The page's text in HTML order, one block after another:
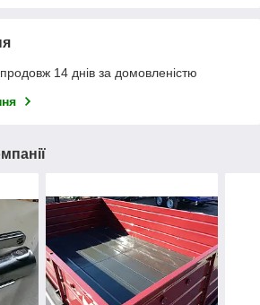
14 днів за домовленістю